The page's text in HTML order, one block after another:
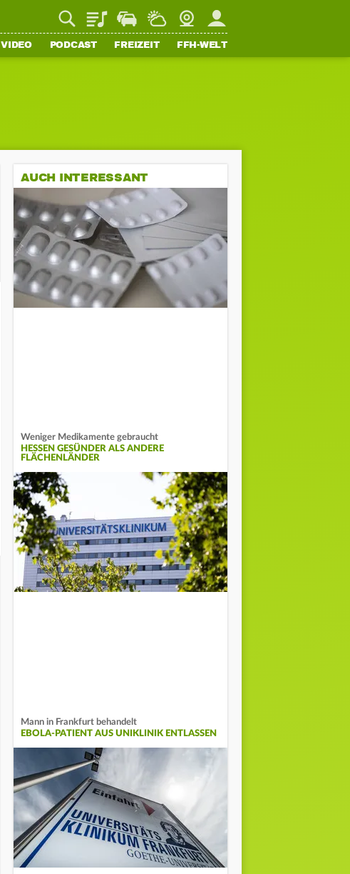
PlaylistStaupilotWetterWebcamMein FFH
VIDEO PODCAST FREIZEIT FFH-WELT
AUCH INTERESSANT
Weniger Medikamente gebraucht
HESSEN GESÜNDER ALS ANDERE
FLÄCHENLÄNDER
Mann in Frankfurt behandelt
EBOLA-PATIENT AUS UNIKLINIK ENTLASSEN